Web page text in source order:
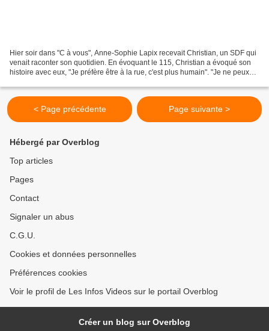
Hier soir dans "C à vous", Anne-Sophie Lapix recevait Christian, un SDF qui
venait raconter son quotidien. En évoquant le 115, Christian a évoqué son
histoire avec eux, "Je préfère être à la rue, c'est plus humain". "Je ne peux
< Page précédente Page suivante >
Hébergé par Overblog
Top articles
Pages
Contact
Signaler un abus
C.G.U.
Cookies et données personnelles
Préférences cookies
Voir le profil de Les Infos Videos sur le portail Overblog
Créer un blog sur Overblog